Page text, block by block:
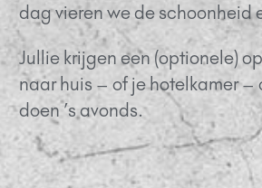
dag vieren we de schoonheid
Jullie krijgen een (optionele)
naar huis – of je hotelkamer –
doen ’s avonds.